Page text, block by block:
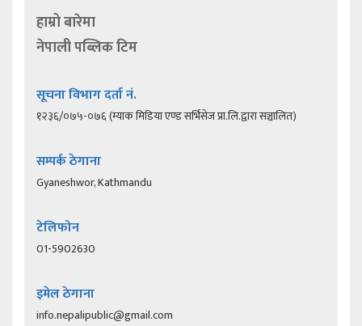
हाम्रो बारेमा
नेपाली पब्लिक टिम
सूचना विभाग दर्ता नं.
१२३६/०७५-०७६ (म्याक मिडिया एण्ड सर्भिसेज प्रा.लि.द्वारा सञ्चालित)
सम्पर्क ठेगाना
Gyaneshwor, Kathmandu
टेलिफोन
01-5902630
इमेल ठेगाना
info.nepalipublic@gmail.com